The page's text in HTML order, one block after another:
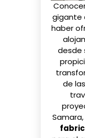
gigante
haber
desde
de
Samara,